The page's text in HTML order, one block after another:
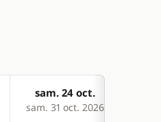
sam. 24 oct.
sam. 31 oct. 2026